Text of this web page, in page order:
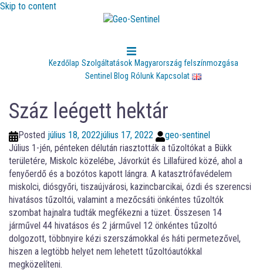
Skip to content
Kezdőlap Szolgáltatások Magyarország felszínmozgása
Sentinel Blog Rólunk Kapcsolat
Száz leégett hektár
Posted július 18, 2022július 17, 2022
geo-sentinel
Július 1-jén, pénteken délután riasztották a tűzoltókat a Bükk
területére, Miskolc közelébe, Jávorkút és Lillafüred közé, ahol a
fenyőerdő és a bozótos kapott lángra. A katasztrófavédelem
miskolci, diósgyőri, tiszaújvárosi, kazincbarcikai, ózdi és szerencsi
hivatásos tűzoltói, valamint a mezőcsáti önkéntes tűzoltók
szombat hajnalra tudták megfékezni a tüzet. Összesen 14
járművel 44 hivatásos és 2 járművel 12 önkéntes tűzoltó
dolgozott, többnyire kézi szerszámokkal és háti permetezővel,
hiszen a legtöbb helyet nem lehetett tűzoltóautókkal
megközelíteni.